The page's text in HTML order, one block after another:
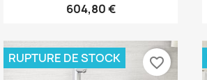
604,80 €
RUPTURE DE STOCK favorite_border